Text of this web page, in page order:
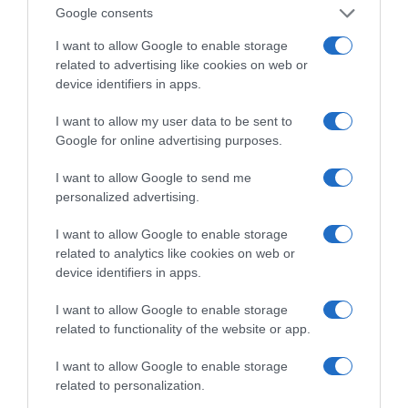
Google consents
I want to allow Google to enable storage
related to advertising like cookies on web or
device identifiers in apps.
I want to allow my user data to be sent to
Google for online advertising purposes.
I want to allow Google to send me
personalized advertising.
I want to allow Google to enable storage
related to analytics like cookies on web or
device identifiers in apps.
I want to allow Google to enable storage
related to functionality of the website or app.
I want to allow Google to enable storage
related to personalization.
Η -έστω σιωπηρή ή έμμεση- αποδοχή τέτοιων
ρυθμίσεων από οποιοδήποτε κράτος-μέλος της
προηγούμενο, καθώς θα εκλαμβανόταν ως ανοχή
υπονομεύει όχι μόνο τη διεθνή νομιμότητα, αλλά
και την αξιοπιστία της ίδιας της Ένωσης στη